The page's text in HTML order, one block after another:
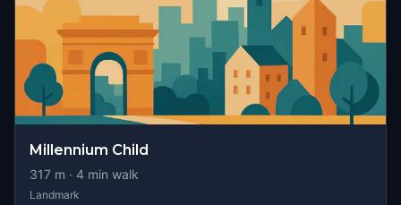
Millennium Child
317 m · 4 min walk
Landmark